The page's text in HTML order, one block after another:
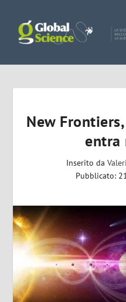
New
entra
Inserito da
Pubblicato: